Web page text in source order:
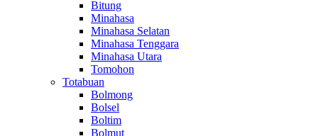
Bitung
Minahasa
Minahasa Selatan
Minahasa Tenggara
Minahasa Utara
Tomohon
Totabuan
Bolmong
Bolsel
Boltim
Bolmut